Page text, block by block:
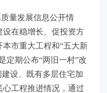
量发展信息公开情
设在稳增长、促投资方
市重大工程和“五大新
定期公布“两旧一村”改
设、既有多层住宅加
工程推进情况，通过